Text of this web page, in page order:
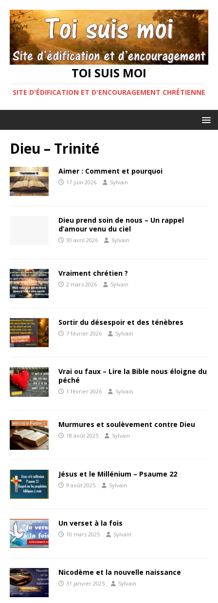
TOI SUIS MOI
SITE D'ÉDIFICATION ET D'ENCOURAGEMENT CHRÉTIENNE
Dieu – Trinité
Aimer : Comment et pourquoi
17 juin 2026 Sylvain
Dieu prend soin de nous – Un rappel
d’amour venu du ciel
30 avril 2026 Sylvain
Vraiment chrétien ?
2 mars 2026 Sylvain
Sortir du désespoir et des ténèbres
7 février 2026 Sylvain
Vrai ou faux – Lire la Bible nous éloigne du
péché
1 février 2026 Sylvain
Murmures et soulèvement contre Dieu
18 août 2025 Sylvain
Jésus et le Millénium – Psaume 22
9 août 2025 Sylvain
Un verset à la fois
10 mars 2025 Sylvain
Nicodème et la nouvelle naissance
31 janvier 2025 Sylvain